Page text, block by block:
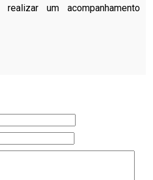
um acompanhamento